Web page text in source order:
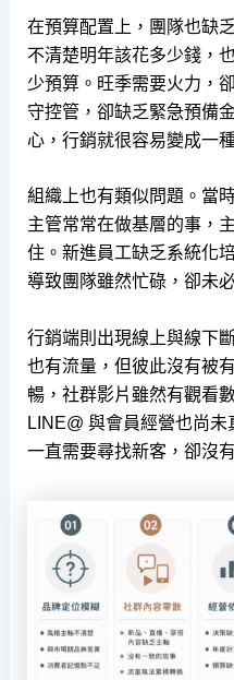
在預算配置上，團隊也缺
不清楚明年該花多少錢，
少預算。旺季需要火力，
守控管，卻缺乏緊急預備
心，行銷就很容易變成一
組織上也有類似問題。當
主管常常在做基層的事，
住。新進員工缺乏系統化
導致團隊雖然忙碌，卻未
行銷端則出現線上與線下
也有流量，但彼此沒有被
暢，社群影片雖然有觀看
LINE@ 與會員經營也尚
一直需要尋找新客，卻沒